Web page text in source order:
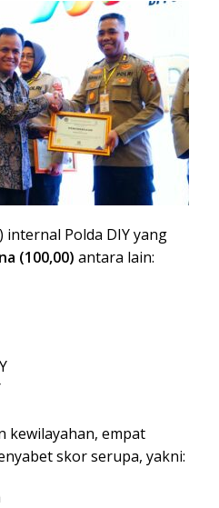
Polda DIY yang
(100,00) antara lain:
kewilayahan, empat
skor serupa, yakni: